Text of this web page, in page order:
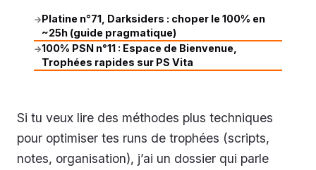
→Platine n°71, Darksiders : choper le 100% en
~25h (guide pragmatique)
→100% PSN n°11 : Espace de Bienvenue,
Trophées rapides sur PS Vita
Si tu veux lire des méthodes plus techniques
pour optimiser tes runs de trophées (scripts,
notes, organisation), j’ai un dossier qui parle